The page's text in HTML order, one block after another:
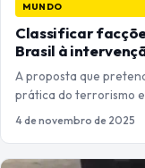
MUNDO
Classificar
Brasil à
A proposta que
prática do terrorismo
4 de novembro de 2025